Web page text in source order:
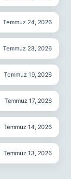
Temmuz 24, 2026
Temmuz 23, 2026
Temmuz 19, 2026
Temmuz 17, 2026
Temmuz 14, 2026
Temmuz 13, 2026